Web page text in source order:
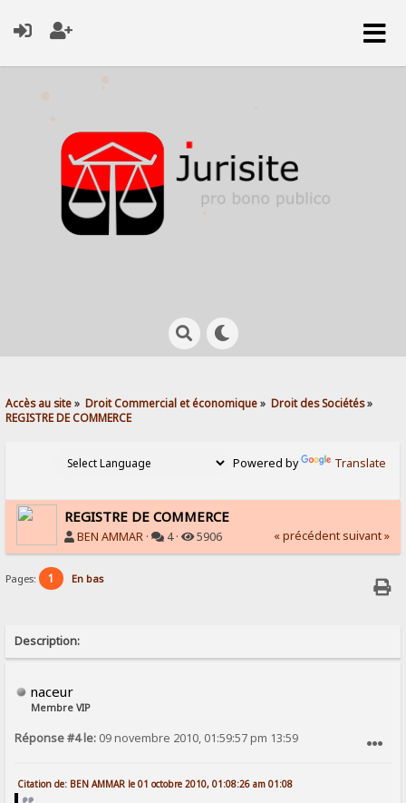
Accès au site» Droit Commercial et économique» Droit des Sociétés»
REGISTRE DE COMMERCE
Powered by Translate
REGISTRE DE COMMERCE
BEN AMMAR · 4 · 5906 « précédent suivant »
Pages: 1 En bas
Description:
naceur
Membre VIP
Réponse #4 le: 09 novembre 2010, 01:59:57 pm 13:59
Citation de: BEN AMMAR le 01 octobre 2010, 01:08:26 am 01:08